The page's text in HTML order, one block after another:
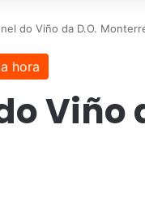
do Viño da D.O.
hora
Viño